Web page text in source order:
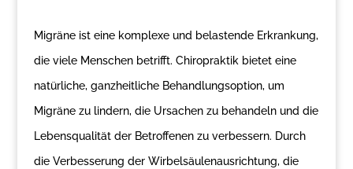
Migräne ist eine komplexe und belastende Erkrankung,
die viele Menschen betrifft. Chiropraktik bietet eine
natürliche, ganzheitliche Behandlungsoption, um
Migräne zu lindern, die Ursachen zu behandeln und die
Lebensqualität der Betroffenen zu verbessern. Durch
die Verbesserung der Wirbelsäulenausrichtung, die